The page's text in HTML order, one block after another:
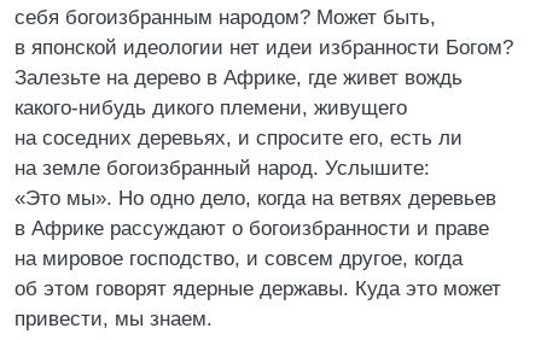
себя богоизбранным народом? Может быть,
в японской идеологии нет идеи избранности Богом?
Залезьте на дерево в Африке, где живет вождь
какого-нибудь дикого племени, живущего
на соседних деревьях, и спросите его, есть ли
на земле богоизбранный народ. Услышите:
«Это мы». Но одно дело, когда на ветвях деревьев
в Африке рассуждают о богоизбранности и праве
на мировое господство, и совсем другое, когда
об этом говорят ядерные державы. Куда это может
привести, мы знаем.